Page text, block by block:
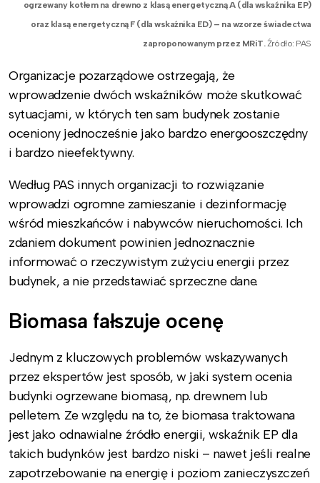
ogrzewany kotłem na drewno z klasą energetyczną A (dla wskaźnika EP)
oraz klasą energetyczną F (dla wskaźnika ED) – na wzorze świadectwa
zaproponowanym przez MRiT.Źródło: PAS
Organizacje pozarządowe ostrzegają, że
wprowadzenie dwóch wskaźników może skutkować
sytuacjami, w których ten sam budynek zostanie
oceniony jednocześnie jako bardzo energooszczędny
i bardzo nieefektywny.
Według PAS innych organizacji to rozwiązanie
wprowadzi ogromne zamieszanie i dezinformację
wśród mieszkańców i nabywców nieruchomości. Ich
zdaniem dokument powinien jednoznacznie
informować o rzeczywistym zużyciu energii przez
budynek, a nie przedstawiać sprzeczne dane.
Biomasa fałszuje ocenę
Jednym z kluczowych problemów wskazywanych
przez ekspertów jest sposób, w jaki system ocenia
budynki ogrzewane biomasą, np. drewnem lub
pelletem. Ze względu na to, że biomasa traktowana
jest jako odnawialne źródło energii, wskaźnik EP dla
takich budynków jest bardzo niski – nawet jeśli realne
zapotrzebowanie na energię i poziom zanieczyszczeń